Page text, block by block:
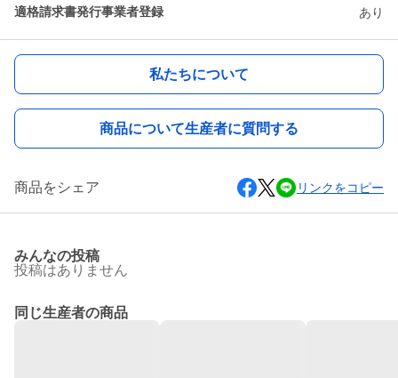
適格請求書発行事業者登録 あり
私たちについて
商品について生産者に質問する
商品をシェア リンクをコピー
みんなの投稿
投稿はありません
同じ生産者の商品